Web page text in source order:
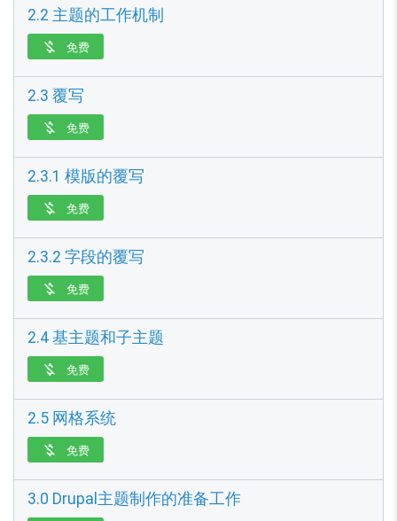
2.2 主题的工作机制
 免费
2.3 覆写
 免费
2.3.1 模版的覆写
 免费
2.3.2 字段的覆写
 免费
2.4 基主题和子主题
 免费
2.5 网格系统
 免费
3.0 Drupal主题制作的准备工作